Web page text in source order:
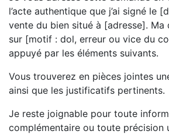
l’acte authentique que j’ai signé le
vente du bien situé à [adresse]. Ma
sur [motif : dol, erreur ou vice du
appuyé par les éléments suivants.
Vous trouverez en pièces jointes
ainsi que les justificatifs pertinents.
Je reste joignable pour toute
complémentaire ou toute précision